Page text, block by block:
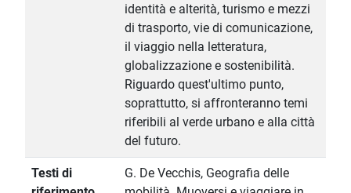
identità e alterità, turismo e mezzi
di trasporto, vie di comunicazione,
il viaggio nella letteratura,
globalizzazione e sostenibilità.
Riguardo quest'ultimo punto,
soprattutto, si affronteranno temi
riferibili al verde urbano e alla città
del futuro.
Testi di
G. De Vecchis, Geografia delle